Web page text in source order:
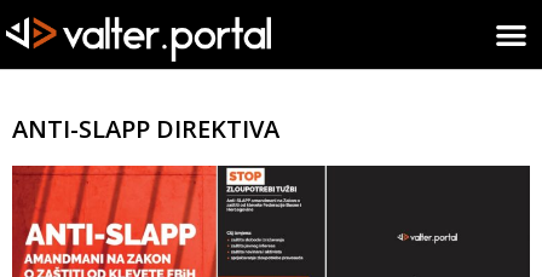
ANTI-SLAPP DIREKTIVA